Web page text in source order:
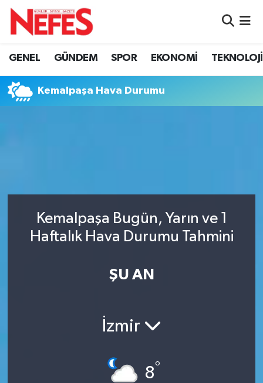
GENEL GÜNDEM SPOR EKONOMİ TEKNOLOJİ
Kemalpaşa Hava Durumu
Kemalpaşa Bugün, Yarın ve 1
Haftalık Hava Durumu Tahmini
ŞU AN
İzmir
8°
Hava Durumu
Namaz Vakitleri
Tüm Manşetler
Son Dakika Haberleri